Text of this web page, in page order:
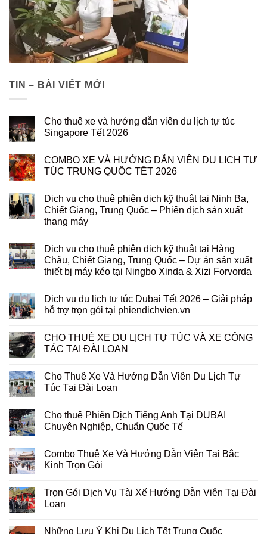
TIN – BÀI VIẾT MỚI
Cho thuê xe và hướng dẫn viên du lịch tự túc
Singapore Tết 2026
COMBO XE VÀ HƯỚNG DẪN VIÊN DU LỊCH TỰ
TÚC TRUNG QUỐC TẾT 2026
Dịch vụ cho thuê phiên dịch kỹ thuật tại Ninh Ba,
Chiết Giang, Trung Quốc – Phiên dịch sản xuất
thang máy
Dịch vụ cho thuê phiên dịch kỹ thuật tại Hàng
Châu, Chiết Giang, Trung Quốc – Dự án sản xuất
thiết bị máy kéo tại Ningbo Xinda & Xizi Forvorda
Dịch vụ du lịch tự túc Dubai Tết 2026 – Giải pháp
hỗ trợ trọn gói tại phiendichvien.vn
CHO THUÊ XE DU LỊCH TỰ TÚC VÀ XE CÔNG
TÁC TẠI ĐÀI LOAN
Cho Thuê Xe Và Hướng Dẫn Viên Du Lịch Tự
Túc Tại Đài Loan
Cho thuê Phiên Dịch Tiếng Anh Tại DUBAI
Chuyên Nghiệp, Chuẩn Quốc Tế
Combo Thuê Xe Và Hướng Dẫn Viên Tại Bắc
Kinh Trọn Gói
Trọn Gói Dịch Vụ Tài Xế Hướng Dẫn Viên Tại Đài
Loan
Những Lưu Ý Khi Du Lịch Tết Trung Quốc